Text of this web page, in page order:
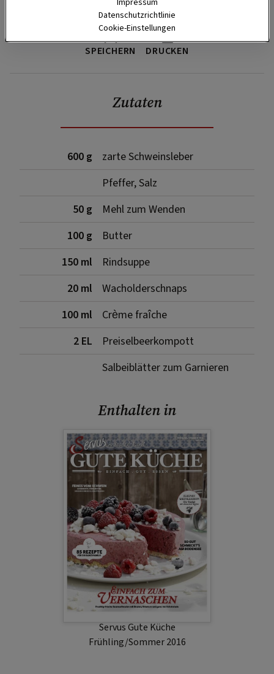
SPEICHERN DRUCKEN
Zutaten
600 g
zarte Schweinsleber
Pfeffer, Salz
50 g
Mehl zum Wenden
100 g
Butter
150 ml
Rindsuppe
20 ml
Wacholderschnaps
100 ml
Crème fraîche
2 EL
Preiselbeerkompott
Salbeiblätter zum Garnieren
Enthalten in
Servus Gute Küche
Frühling/Sommer 2016
Impressum
Datenschutzrichtlinie
Cookie-Einstellungen